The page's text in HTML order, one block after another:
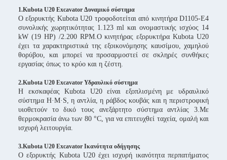
1.Kubota U20 Excavator Δυναμικό σύστημα
Ο εξορυκτής Kubota U20 τροφοδοτείται από κινητήρα D1105-E4
συνολικής χωρητικότητας 1.123 ml και ονομαστικής ισχύος 14
kW (19 HP) /2.200 RPM.Ο κινητήρας εξορυκτήρα Kubota U20
έχει τα χαρακτηριστικά της εξοικονόμησης καυσίμου, χαμηλού
θορύβου, και μπορεί να προσαρμοστεί σε σκληρές συνθήκες
εργασίας όπως το κρύο και η ζέστη.
2.Kubota U20 Excavator Υδραυλικό σύστημα
Η εκσκαφέας Kubota U20 είναι εξοπλισμένη με υδραυλικό
σύστημα H·M·S, η αντλία, η ράβδος κουβάς και η περιστροφική
υιοθετούν το δικό τους ανεξάρτητο σύστημα αντλίας 3.Με
θερμοκρασία άνω των 80 °C, για να επιτευχθεί ταχεία, ομαλή και
ισχυρή λειτουργία.
3.Kubota U20 Excavator Ικανότητα οδήγησης
Ο εξορυκτής Kubota U20 έχει ισχυρή ικανότητα περπατήματος